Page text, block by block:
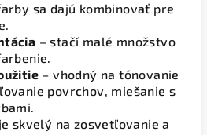
sa dajú kombinovať pre
– stačí malé množstvo
– vhodný na tónovanie
povrchov, miešanie s
skvelý na zosvetľovanie a